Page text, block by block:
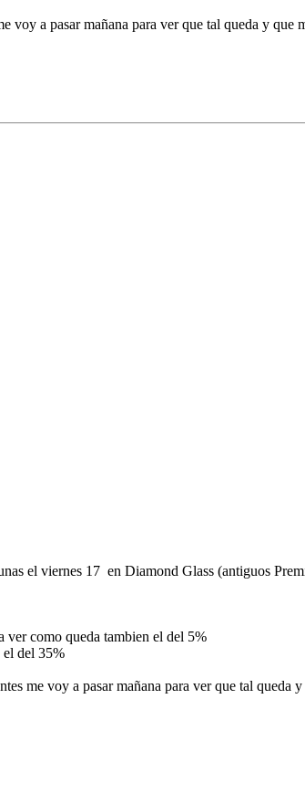
a pasar mañana para ver que tal queda y
el viernes 17 en Diamond Glass (antiguos
ver como queda tambien el del 5%
del 35%
me voy a pasar mañana para ver que tal queda